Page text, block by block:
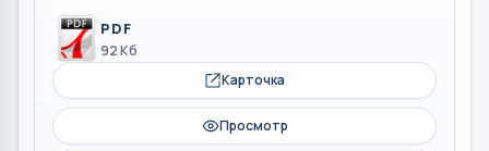
PDF
92 Кб
Карточка
Просмотр